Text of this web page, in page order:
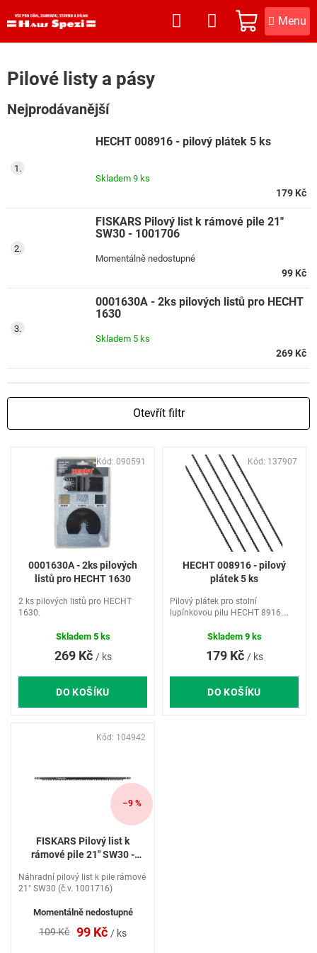
na
NÁKUPNÍ
KOŠÍK
Pilové listy a pásy
Nejprodávanější
HECHT 008916 - pilový plátek 5 ks
Skladem 9 ks
179 Kč
FISKARS Pilový list k rámové pile 21"
SW30 - 1001706
Momentálně nedostupné
99 Kč
0001630A - 2ks pilových listů pro HECHT
1630
Skladem 5 ks
269 Kč
Otevřít filtr
0001630A - 2ks pilových
listů pro HECHT 1630
269 Kč / ks
DO KOŠÍKU
2 ks pilových listů pro HECHT
1630.
Skladem 5 ks
Kód: 090591
HECHT 008916 - pilový
plátek 5 ks
179 Kč / ks
DO KOŠÍKU
Pilový plátek pro stolní
lupínkovou pilu HECHT 8916.
Skladem 9 ks
Kód: 137907
–9 %
FISKARS Pilový list k
rámové pile 21" SW30 -
109 Kč 99 Kč / ks
Náhradní pilový list k pile rámové
21" SW30 (č.v. 1001716)
Momentálně nedostupné
Kód: 104942